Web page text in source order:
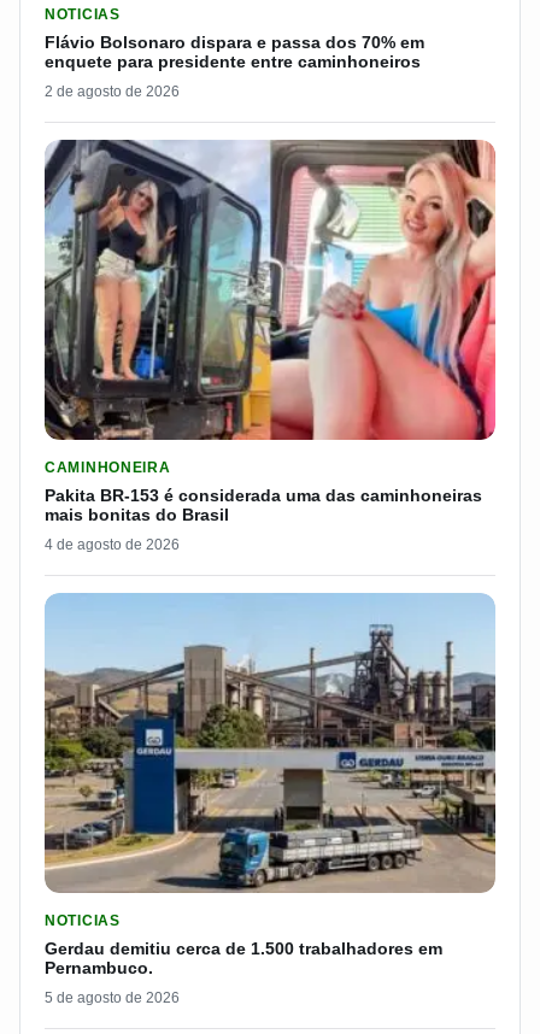
NOTICIAS
Flávio Bolsonaro dispara e passa dos 70% em
enquete para presidente entre caminhoneiros
2 de agosto de 2026
CAMINHONEIRA
Pakita BR-153 é considerada uma das caminhoneiras
mais bonitas do Brasil
4 de agosto de 2026
NOTICIAS
Gerdau demitiu cerca de 1.500 trabalhadores em
Pernambuco.
5 de agosto de 2026